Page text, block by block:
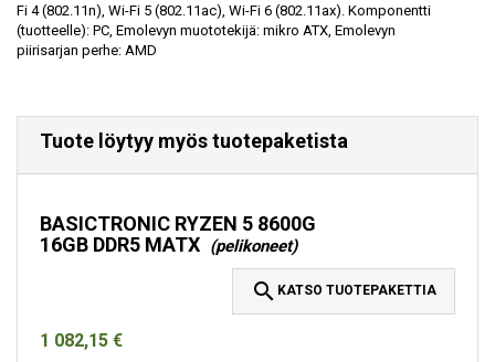
Fi 4 (802.11n), Wi-Fi 5 (802.11ac), Wi-Fi 6 (802.11ax). Komponentti
(tuotteelle): PC, Emolevyn muototekijä: mikro ATX, Emolevyn
piirisarjan perhe: AMD
Tuote löytyy myös tuotepaketista
BASICTRONIC RYZEN 5 8600G
16GB DDR5 MATX (pelikoneet)
 KATSO TUOTEPAKETTIA
1 082,15 €